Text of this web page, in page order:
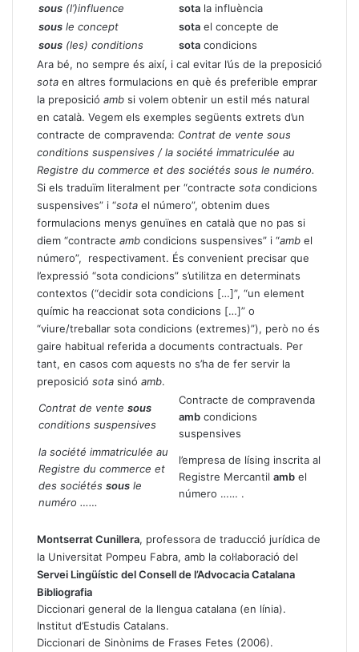
sous (l’)influence sota la influència
sous le concept sota el concepte de
sous (les) conditions sota condicions
Ara bé, no sempre és així, i cal evitar l’ús de la preposició
sota en altres formulacions en què és preferible emprar
la preposició amb si volem obtenir un estil més natural
en català. Vegem els exemples següents extrets d’un
contracte de compravenda: Contrat de vente sous
conditions suspensives / la société immatriculée au
Registre du commerce et des sociétés sous le numéro.
Si els traduïm literalment per “contracte sota condicions
suspensives” i “sota el número”, obtenim dues
formulacions menys genuïnes en català que no pas si
diem “contracte amb condicions suspensives” i “amb el
número”, respectivament. És convenient precisar que
l’expressió “sota condicions” s’utilitza en determinats
contextos (“decidir sota condicions […]”, “un element
químic ha reaccionat sota condicions […]” o
“viure/treballar sota condicions (extremes)”), però no és
gaire habitual referida a documents contractuals. Per
tant, en casos com aquests no s’ha de fer servir la
preposició sota sinó amb.
Contrat de vente sous
conditions suspensives
Contracte de compravenda
amb condicions
suspensives
la société immatriculée au
Registre du commerce et
des sociétés sous le
numéro ……
l’empresa de lísing inscrita al
Registre Mercantil amb el
número …… .
Montserrat Cunillera, professora de traducció jurídica de
la Universitat Pompeu Fabra, amb la col·laboració del
Servei Lingüístic del Consell de l’Advocacia Catalana
Bibliografia
Diccionari general de la llengua catalana (en línia).
Institut d’Estudis Catalans.
Diccionari de Sinònims de Frases Fetes (2006).